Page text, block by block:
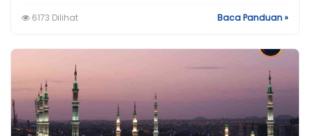
6173 Dilihat Baca Panduan »